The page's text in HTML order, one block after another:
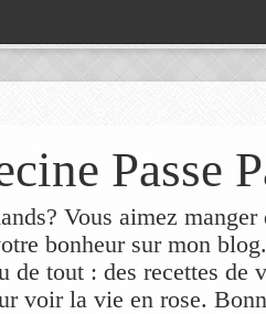
Passe
Vous aimez
bonheur sur mon
de tout : des recettes de
voir la vie en rose.